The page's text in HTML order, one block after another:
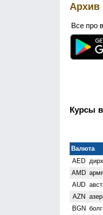
Архив
Все про
Курсы
Валюта
AED
AMD
AUD
AZN
BGN